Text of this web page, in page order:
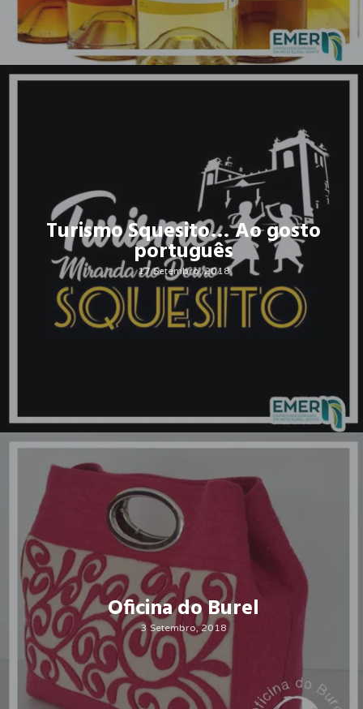
Turismo Squesito… Ao gosto
português
17 Setembro, 2018
Oficina do Burel
3 Setembro, 2018